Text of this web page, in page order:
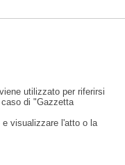
utilizzato per riferirsi
di "Gazzetta
e visualizzare l'atto o la